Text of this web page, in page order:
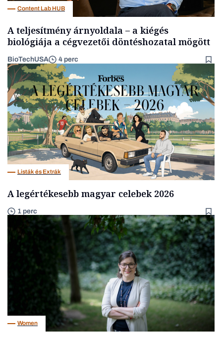
Content Lab HUB
A teljesítmény árnyoldala – a kiégés
biológiája a cégvezetői döntéshozatal mögött
BioTechUSA 4 perc
Listák és Extrák
A legértékesebb magyar celebek 2026
1 perc
Women